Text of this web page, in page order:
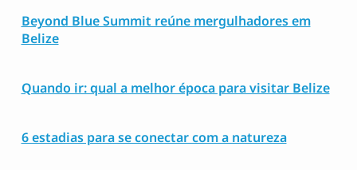
Beyond Blue Summit reúne mergulhadores em
Belize
Quando ir: qual a melhor época para visitar Belize
6 estadias para se conectar com a natureza